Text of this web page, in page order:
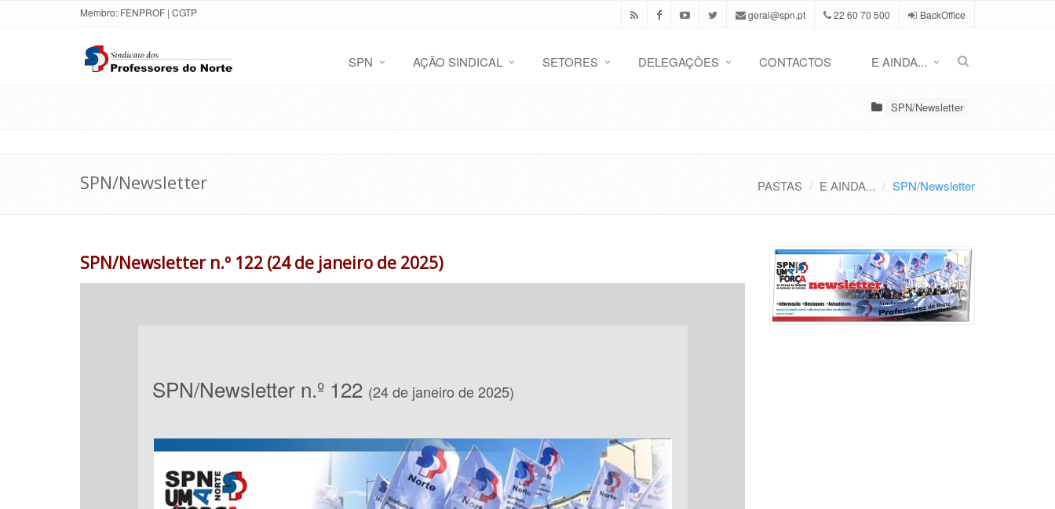
Membro: FENPROF | CGTP geral@spn.pt 22 60 70 500 BackOffice
SPN AÇÃO SINDICAL SETORES DELEGAÇÕES CONTACTOS E AINDA...
SPN/Newsletter
SPN/Newsletter PASTAS E AINDA... SPN/Newsletter
SPN/Newsletter n.º 122 (24 de janeiro de 2025)
SPN/Newsletter n.º 122 (24 de janeiro de 2025)